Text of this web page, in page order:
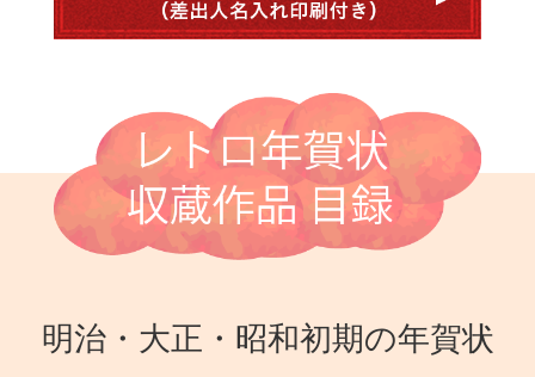
明治・大正・昭和初期の年賀状